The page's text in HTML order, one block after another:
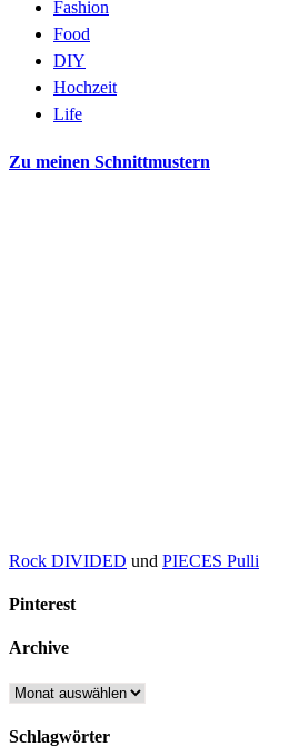
Fashion
Food
DIY
Hochzeit
Life
Zu meinen Schnittmustern
Rock DIVIDED und PIECES Pulli
Pinterest
Archive
Archive
Schlagwörter